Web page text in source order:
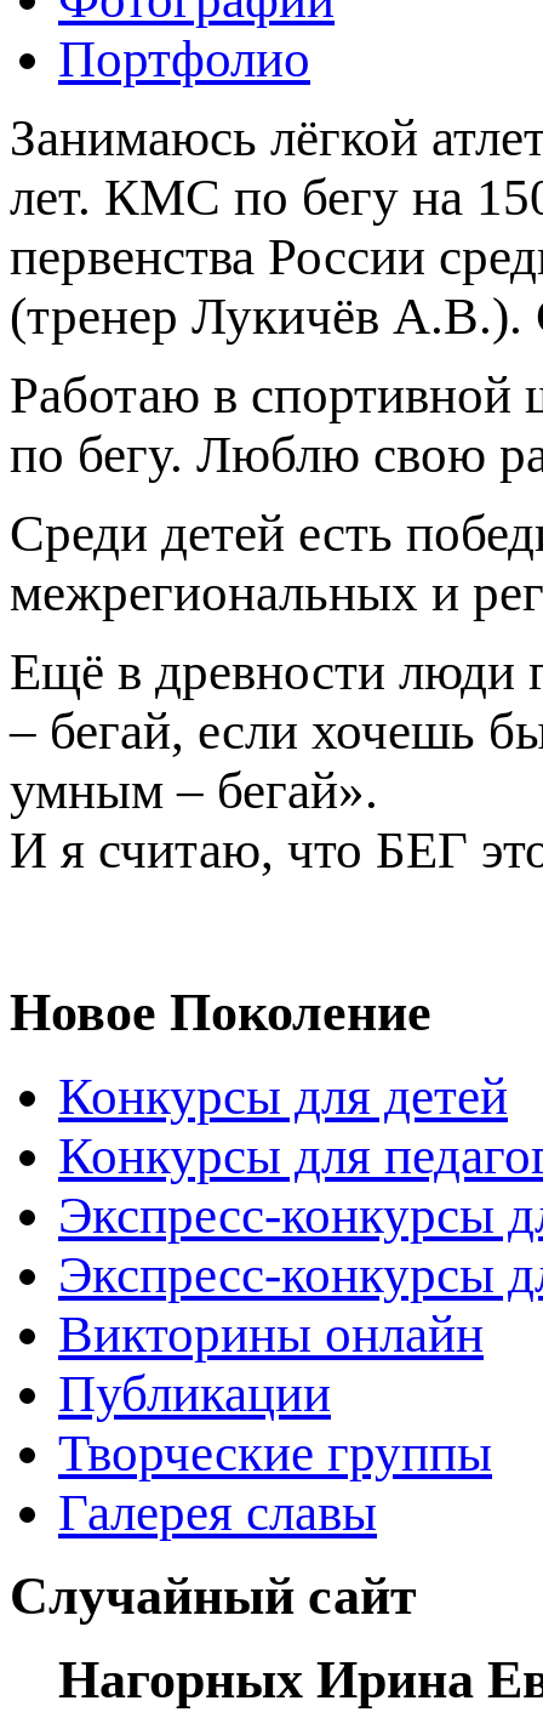
Портфолио
Занимаюсь лёгкой
лет. КМС по бегу на
первенства России
(тренер Лукичёв А.В.).
Работаю в спортивной
по бегу. Люблю свою
Среди детей есть
межрегиональных и
Ещё в древности люди
– бегай, если хочешь
умным – бегай».
И я считаю, что БЕГ
Новое Поколение
Конкурсы для детей
Конкурсы для
Экспресс-конкурсы
Экспресс-конкурсы
Викторины онлайн
Публикации
Творческие группы
Галерея славы
Случайный сайт
Нагорных Ирина